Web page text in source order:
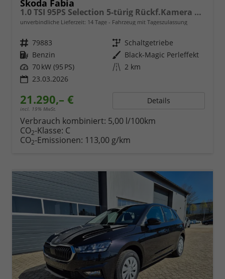
Skoda Fabia
1.0 TSI 95PS Selection 5-türig Rückf.Kamera Parksensoren Sitzheizung Multifunktionslenkrad Klima Skoda-Radio Bluetooth Touchscreen Tempomat Nebelsch. Apple CarPlay + Android Auto
unverbindliche Lieferzeit: 14 Tage Fahrzeug mit Tageszulassung
Fahrzeugnr. 79883 Getriebe Schaltgetriebe
Kraftstoff Benzin Außenfarbe Black-Magic Perleffekt
Leistung 70 kW (95 PS) Kilometerstand 2 km
23.03.2026
21.290,– €
incl. 19% MwSt.
Details
Verbrauch kombiniert: 5,00 l/100km
CO2-Klasse: C
CO2-Emissionen: 113,00 g/km